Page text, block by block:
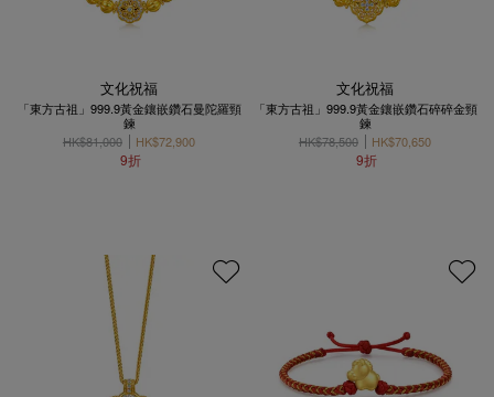
文化祝福
「東方古祖」999.9黃金鑲嵌鑽石曼陀羅頸
鍊
HK$81,000
HK$72,900
9折
文化祝福
「東方古祖」999.9黃金鑲嵌鑽石碎碎金頸
鍊
HK$78,500
HK$70,650
9折